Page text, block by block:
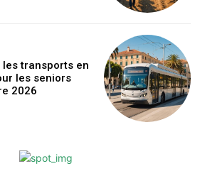
transports en
les seniors
2026